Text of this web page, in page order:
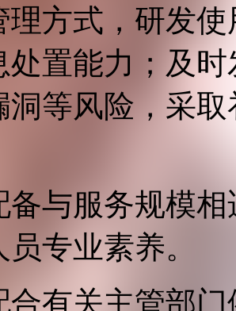
理方式，研发
处置能力；及
洞等风险，采
备与服务规模
专业素养。
合有关主管部